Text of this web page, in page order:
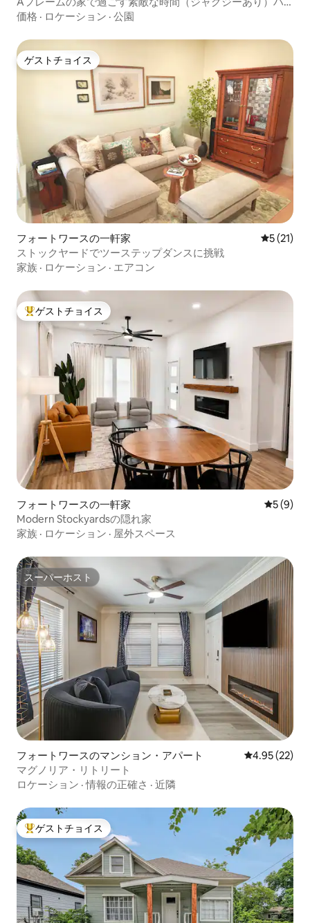
イキングとストックヤードに近い
価格 · ロケーション · 公園
ゲストチョイス
ゲストチョイス
フォートワースの一軒家 レビュー
5 (21)
ストックヤードでツーステップダンスに挑戦
家族 · ロケーション · エアコン
大好評のゲストチョイスです。
ゲストチョイス
フォートワースの一軒家 レビュー
5 (9)
Modern Stockyardsの隠れ家
家族 · ロケーション · 屋外スペース
スーパーホスト
スーパーホスト
フォートワースのマンション・アパート レビュー22
4.95 (22)
マグノリア・リトリート
ロケーション ·情報の正確さ · 近隣
大好評のゲストチョイスです。
ゲストチョイス